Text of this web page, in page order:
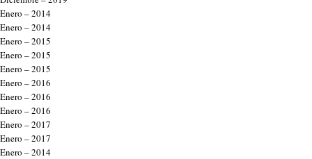
Enero – 2014
Enero – 2014
Enero – 2015
Enero – 2015
Enero – 2015
Enero – 2016
Enero – 2016
Enero – 2016
Enero – 2017
Enero – 2017
Enero – 2014